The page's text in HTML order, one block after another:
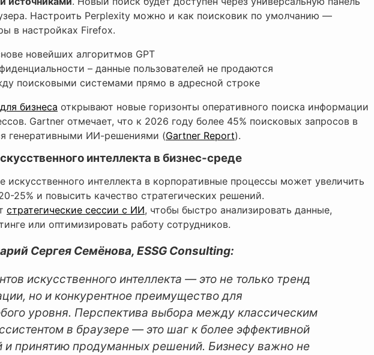
Настроить Perplexity можно и как поисковик по умолчанию —
в настройках Firefox.
новейших алгоритмов GPT
– данные пользователей не продаются
поисковыми системами прямо в адресной строке
бизнеса открывают новые горизонты оперативного поиска информации
Gartner отмечает, что к 2026 году более 45% поисковых запросов в
генеративными ИИ-решениями (Gartner Report).
интеллекта в бизнес-среде
искусственного интеллекта в корпоративные процессы может увеличить
25% и повысить качество стратегических решений.
стратегические сессии с ИИ, чтобы быстро анализировать данные,
или оптимизировать работу сотрудников.
Сергея Семёнова, ESSG Consulting:
искусственного интеллекта — это не только тренд
но и конкурентное преимущество для
уровня. Перспектива выбора между классическим
в браузере — это шаг к более эффективной
и принятию продуманных решений. Бизнесу важно не